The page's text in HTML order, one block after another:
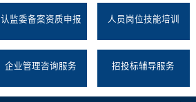
认监委备案资质申报 人员岗位技能培训
企业管理咨询服务 招投标辅导服务